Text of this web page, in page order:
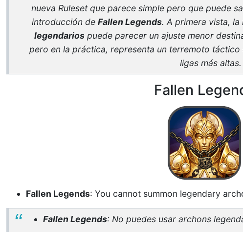
nueva Ruleset que parece simple pero que puede
introducción de Fallen Legends. A primera vista,
legendariospuede parecer un ajuste menor
pero en la práctica, representa un terremoto
ligas más altas.
Fallen
Fallen Legends: You cannot summon legendary
Fallen Legends: No puedes usar archons